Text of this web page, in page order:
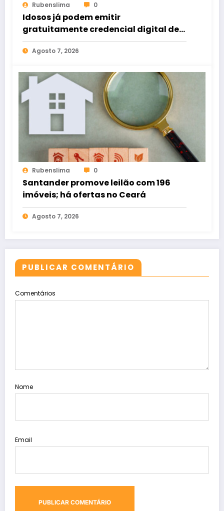
Rubenslima 0
Idosos já podem emitir
gratuitamente credencial digital de
estacionamento
Agosto 7, 2026
Rubenslima 0
Santander promove leilão com 196
imóveis; há ofertas no Ceará
Agosto 7, 2026
PUBLICAR COMENTÁRIO
Comentários
Nome
Email